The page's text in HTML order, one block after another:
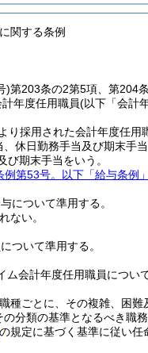
関する条例
)第203条の2第5項、第204
年度任用職員(以下「会計
り採用された会計年度任用
休日勤務手当及び期末手
び期末手当をいう。
例第53号。以下「給与条例
について準用する。
ない。
ついて準用する。
ム会計年度任用職員につい
種ごとに、その複雑、困難
分類の基準となるべき職
の規定に基づく基準に従い任